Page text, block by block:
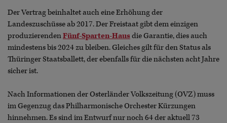
Der Vertrag beinhaltet auch eine Erhöhung der
Landeszuschüsse ab 2017. Der Freistaat gibt dem einzigen
produzierendenFünf-Sparten-Hausdie Garantie, dies auch
mindestens bis 2024 zu bleiben. Gleiches gilt für den Status als
Thüringer Staatsballett, der ebenfalls für die nächsten acht Jahre
sicher ist.
Nach Informationen der Osterländer Volkszeitung (OVZ) muss
im Gegenzug das Philharmonische Orchester Kürzungen
hinnehmen. Es sind im Entwurf nur noch 64 der aktuell 73